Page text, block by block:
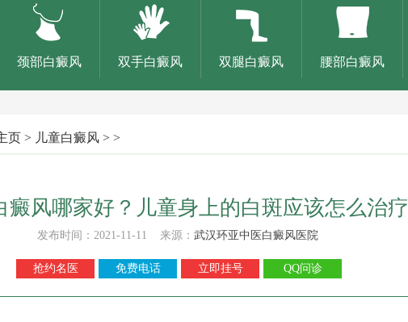
颈部白癜风 双手白癜风 双腿白癜风 腰部白癜风
页 > 儿童白癜风 > >
癜风哪家好？儿童身上的白斑应该怎么治疗
发布时间：2021-11-11 来源： 武汉环亚中医白癜风医院
抢约名医 免费电话 立即挂号 QQ问诊